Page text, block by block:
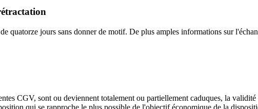
quatorze jours sans donner de motif. De plus amples informations sur
CGV, sont ou deviennent totalement ou partiellement caduques, la
qui se rapproche le plus possible de l'objectif économique de la